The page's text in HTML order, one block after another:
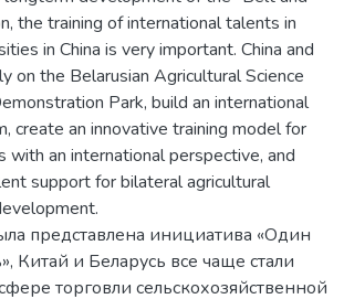
the training of international talents in
in China is very important. China and
on the Belarusian Agricultural Science
Park, build an international
create an innovative training model for
with an international perspective, and
support for bilateral agricultural
представлена инициатива «Один
Китай и Беларусь все чаще стали
торговли сельскохозяйственной